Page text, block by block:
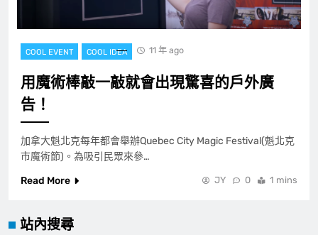
COOL EVENT COOL IDEA 11 年 ago
用魔術棒敲一敲就會出現驚喜的戶外廣
告！
加拿大魁北克每年都會舉辦Quebec City Magic Festival(魁北克
市魔術節)。為吸引民眾來參…
Read More
JY 0 1 mins
站內搜尋